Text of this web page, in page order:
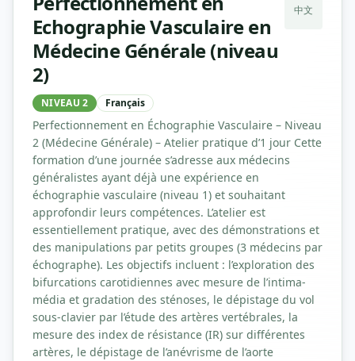
Echographie Vasculaire en
Médecine Générale (niveau
2)
中文
NIVEAU 2 Français
Perfectionnement en Échographie Vasculaire – Niveau
2 (Médecine Générale) – Atelier pratique d’1 jour Cette
formation d’une journée s’adresse aux médecins
généralistes ayant déjà une expérience en
échographie vasculaire (niveau 1) et souhaitant
approfondir leurs compétences. L’atelier est
essentiellement pratique, avec des démonstrations et
des manipulations par petits groupes (3 médecins par
échographe). Les objectifs incluent : l’exploration des
bifurcations carotidiennes avec mesure de l’intima-
média et gradation des sténoses, le dépistage du vol
sous-clavier par l’étude des artères vertébrales, la
mesure des index de résistance (IR) sur différentes
artères, le dépistage de l’anévrisme de l’aorte